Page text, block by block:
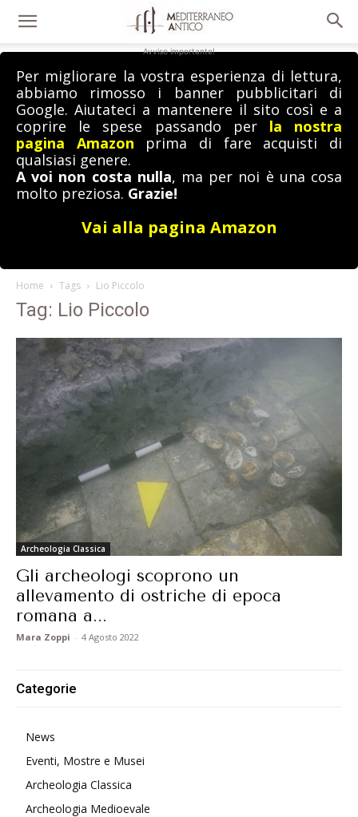
Avviso importante!
Per migliorare la vostra esperienza di lettura,
abbiamo rimosso i banner pubblicitari di
Google. Aiutateci a mantenere il sito così e a
coprire le spese passando per la nostra
pagina Amazon prima di fare acquisti di
qualsiasi genere.
A voi non costa nulla, ma per noi è una cosa
molto preziosa. Grazie!
Vai alla pagina Amazon
Home Tags Lio Piccolo
Tag: Lio Piccolo
Archeologia Classica
Gli archeologi scoprono un
allevamento di ostriche di epoca
romana a...
Mara Zoppi - 4 Agosto 2022
Categorie
News
Eventi, Mostre e Musei
Archeologia Classica
Archeologia Medioevale